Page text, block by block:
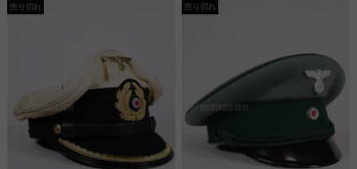
売り切れ 売り切れ